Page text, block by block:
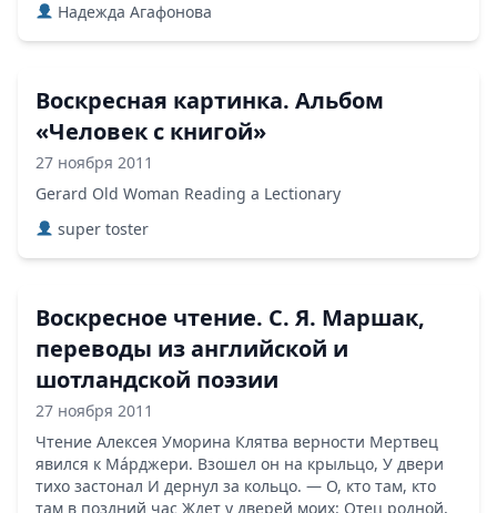
Надежда Агафонова
Воскресная картинка. Альбом
«Человек с книгой»
27 ноября 2011
Gerard Old Woman Reading a Lectionary
super toster
Воскресное чтение. С. Я. Маршак,
переводы из английской и
шотландской поэзии
27 ноября 2011
Чтение Алексея Уморина Клятва верности Мертвец
явился к Мáрджери. Взошел он на крыльцо, У двери
тихо застонал И дернул за кольцо. — О, кто там, кто
там в поздний час Ждет у дверей моих: Отец родной,